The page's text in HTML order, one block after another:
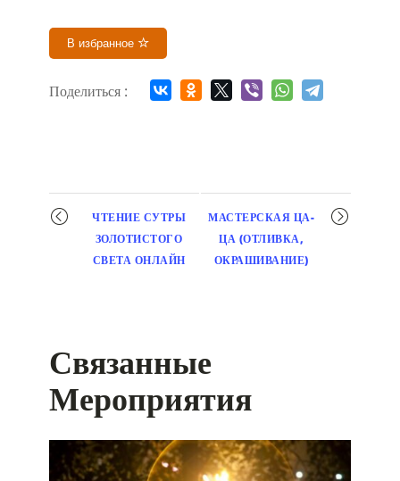
В избранное
Поделиться :
Мероприятие
навигация
ЧТЕНИЕ СУТРЫ
ЗОЛОТИСТОГО
СВЕТА ОНЛАЙН
МАСТЕРСКАЯ ЦА-
ЦА (ОТЛИВКА,
ОКРАШИВАНИЕ)
Связанные
Мероприятия